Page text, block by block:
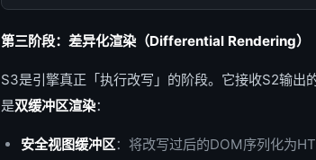
第三阶段：差异化渲染（Differential Rendering）
S3是引擎真正「执行改写」的阶段。它接收S2输
是双缓冲区渲染：
安全视图缓冲区：将改写过后的DOM序列化为